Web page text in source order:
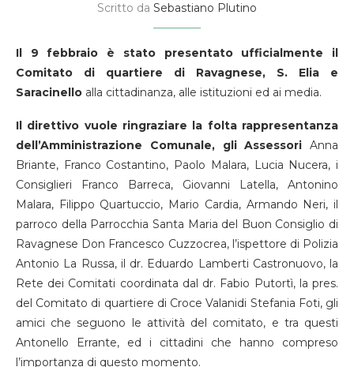
Scritto da Sebastiano Plutino
Il 9 febbraio è stato presentato ufficialmente il
Comitato di quartiere di Ravagnese, S. Elia e
Saracinello alla cittadinanza, alle istituzioni ed ai media.
Il direttivo vuole ringraziare la folta rappresentanza
dell’Amministrazione Comunale, gli Assessori Anna
Briante, Franco Costantino, Paolo Malara, Lucia Nucera, i
Consiglieri Franco Barreca, Giovanni Latella, Antonino
Malara, Filippo Quartuccio, Mario Cardia, Armando Neri, il
parroco della Parrocchia Santa Maria del Buon Consiglio di
Ravagnese Don Francesco Cuzzocrea, l’ispettore di Polizia
Antonio La Russa, il dr. Eduardo Lamberti Castronuovo, la
Rete dei Comitati coordinata dal dr. Fabio Putortì, la pres.
del Comitato di quartiere di Croce Valanidi Stefania Foti, gli
amici che seguono le attività del comitato, e tra questi
Antonello Errante, ed i cittadini che hanno compreso
l’importanza di questo momento.